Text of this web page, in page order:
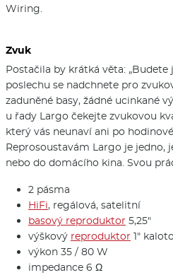
Wiring.
Zvuk
Postačila by krátká věta:
poslechu se nadchnete pro
zaduněné basy, žádné ucinkané
u řady Largo čekejte zvukovou
který vás neunaví ani po
Reprosoustavám Largo je jedno,
nebo do domácího kina. Svou
2 pásma
HiFi, regálová, satelitní
basový reproduktor 5,25"
výškový reproduktor 1"
výkon 35 / 80 W
impedance 6 Ω